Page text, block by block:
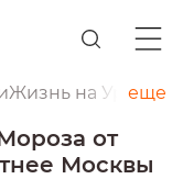
Жизнь на Урале
еще
от
Москвы